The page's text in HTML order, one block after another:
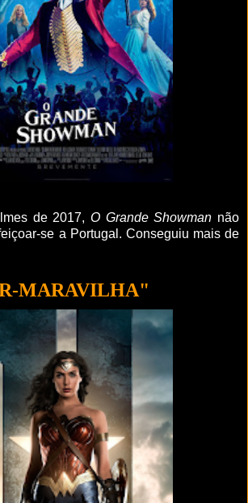
de 2017, O Grande Showman não
se a Portugal. Conseguiu mais de
MARAVILHA"